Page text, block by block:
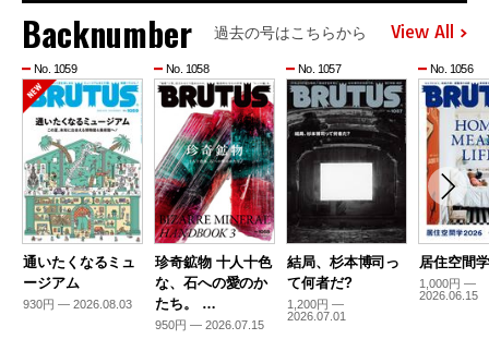
Backnumber 過去の号はこちらから View All
No. 1059
通いたくなるミュ
ージアム
930円 — 2026.08.03
No. 1058
珍奇鉱物 十人十色
な、石への愛のか
たち。 …
950円 — 2026.07.15
No. 1057
結局、杉本博司っ
て何者だ?
1,200円 —
2026.07.01
No. 1056
居住空間
1,000円 —
2026.06.15